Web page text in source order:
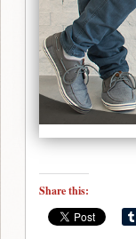
Share this: